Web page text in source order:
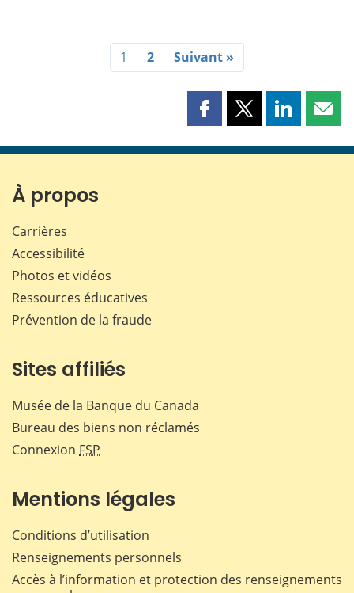
1 2 Suivant »
Partager
page
Partager
page
Partager
page page
À propos
Carrières
Accessibilité
Photos et vidéos
Ressources éducatives
Prévention de la fraude
Sites affiliés
Musée de la Banque du Canada
Bureau des biens non réclamés
Connexion FSP
Mentions légales
Conditions d’utilisation
Renseignements personnels
Accès à l’information et protection des renseignements